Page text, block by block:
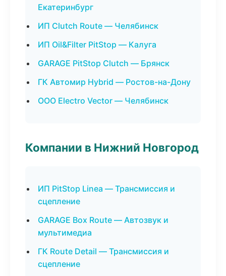
Екатеринбург
ИП Clutch Route — Челябинск
ИП Oil&Filter PitStop — Калуга
GARAGE PitStop Clutch — Брянск
ГК Автомир Hybrid — Ростов-на-Дону
ООО Electro Vector — Челябинск
Компании в Нижний Новгород
ИП PitStop Linea — Трансмиссия и
сцепление
GARAGE Box Route — Автозвук и
мультимедиа
ГК Route Detail — Трансмиссия и
сцепление